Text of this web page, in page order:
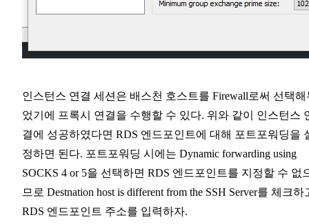
인스턴스 연결 세션은 배스천 호스트를 Firewall로써 선택해
었기에 프록시 연결을 수행할 수 있다. 위와 같이 인스턴스
결에 성공하였다면 RDS 엔드포인트에 대해 포트포워딩을
정하면 된다. 포트포워딩 시에는 Dynamic forwarding using
SOCKS 4 or 5을 선택하면 RDS 엔드포인트를 지정할 수 없
므로 Destnation host is different from the SSH Server를 체크하
RDS 엔드포인트 주소를 입력하자.